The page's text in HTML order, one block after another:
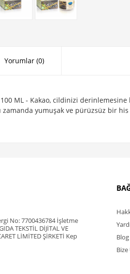
Yorumlar (0)
100 ML - Kakao, cildinizi
yumuşak ve pürüzsüz bir
No: 7700436784 İşletme
TEKSTİL DİJİTAL VE
LİMİTED ŞİRKETİ Kep
Blog
Bize